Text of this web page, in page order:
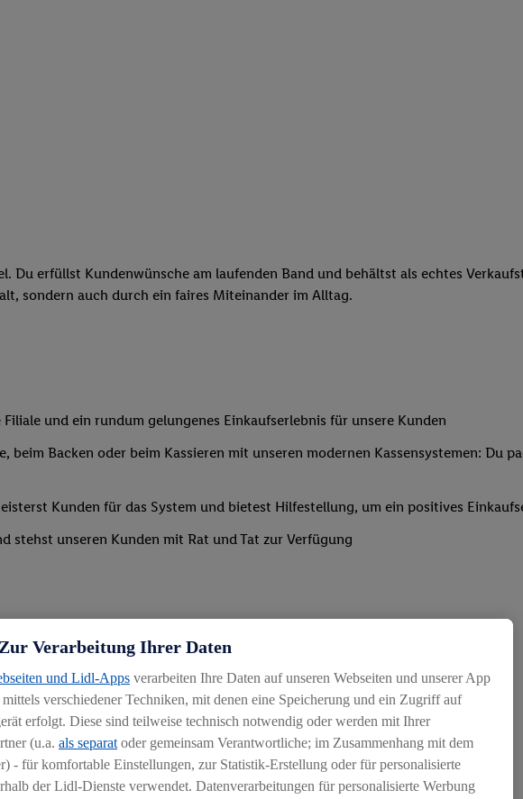
Du erfüllst Kundenwünsche am laufenden Band und behältst als echtes
sondern auch durch ein faires Miteinander im Alltag.
und ein rundum gelungenes Einkaufserlebnis für unsere Kunden
beim Backen oder beim Kassieren mit unseren modernen Kassensystemen: Du
Kunden für das System und bietest Hilfestellung, um ein positives
unseren Kunden mit Rat und Tat zur Verfügung
wechselnde Aufgaben
Verarbeitung Ihrer Daten
und Lidl-Apps verarbeiten Ihre Daten auf unseren Webseiten und unserer App
verschiedener Techniken, mit denen eine Speicherung und ein Zugriff auf
erfolgt. Diese sind teilweise technisch notwendig oder werden mit Ihrer
(u.a. als separat oder gemeinsam Verantwortliche; im Zusammenhang mit dem
- für komfortable Einstellungen, zur Statistik-Erstellung oder für personalisierte
der Lidl-Dienste verwendet. Datenverarbeitungen für personalisierte Werbung